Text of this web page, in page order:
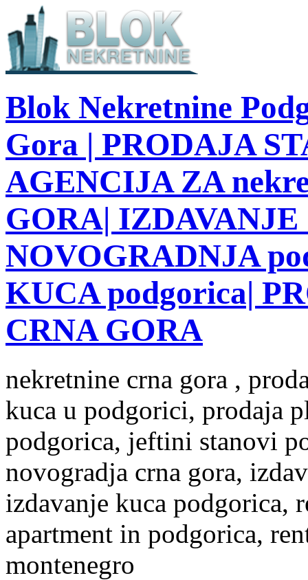
Blok Nekretnine
Gora | PRODAJA
AGENCIJA ZA
GORA| IZDAVANJE
NOVOGRADNJA
KUCA podgorica|
CRNA GORA
nekretnine crna gora ,
kuca u podgorici, prodaja
podgorica, jeftini stanovi
novogradja crna gora,
izdavanje kuca podgorica,
apartment in podgorica,
montenegro